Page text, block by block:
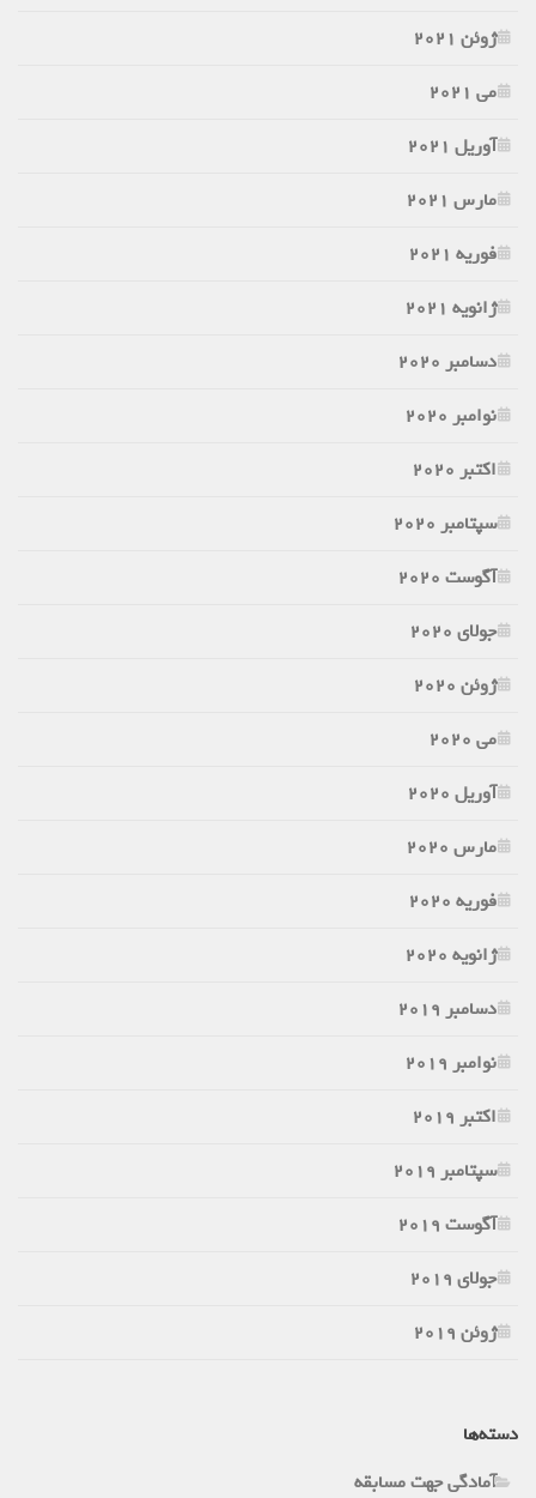
ژوئن 2021
می 2021
آوریل 2021
مارس 2021
فوریه 2021
ژانویه 2021
دسامبر 2020
نوامبر 2020
اکتبر 2020
سپتامبر 2020
آگوست 2020
جولای 2020
ژوئن 2020
می 2020
آوریل 2020
مارس 2020
فوریه 2020
ژانویه 2020
دسامبر 2019
نوامبر 2019
اکتبر 2019
سپتامبر 2019
آگوست 2019
جولای 2019
ژوئن 2019
دسته‌ها
آمادگی جهت مسابقه